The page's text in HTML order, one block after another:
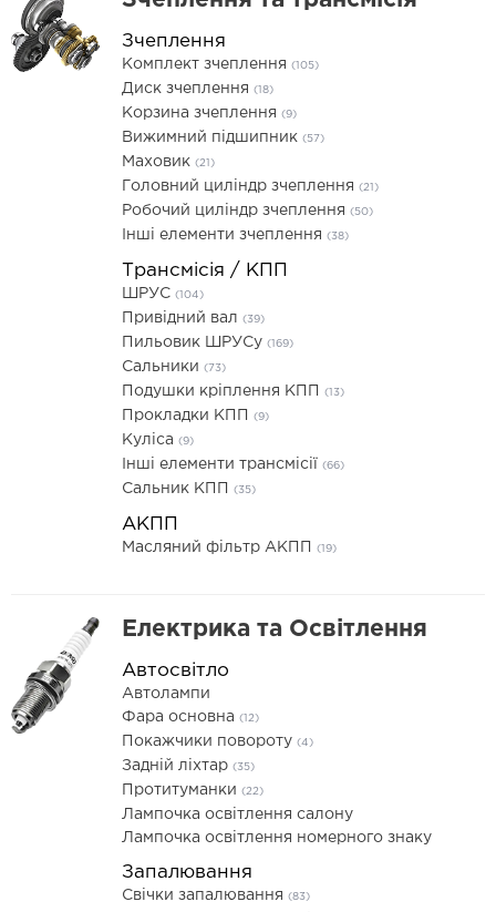
Зчеплення
Комплект зчеплення (105)
Диск зчеплення (18)
Корзина зчеплення (9)
Вижимний підшипник (57)
Маховик (21)
Головний циліндр зчеплення (21)
Робочий циліндр зчеплення (50)
Інші елементи зчеплення (38)
Трансмісія / КПП
ШРУС (104)
Привідний вал (39)
Пильовик ШРУСу (169)
Сальники (73)
Подушки кріплення КПП (13)
Прокладки КПП (9)
Куліса (9)
Інші елементи трансмісії (66)
Сальник КПП (35)
АКПП
Масляний фільтр АКПП (19)
Електрика та Освітлення
Автосвітло
Автолампи
Фара основна (12)
Покажчики повороту (4)
Задній ліхтар (35)
Протитуманки (22)
Лампочка освітлення салону
Лампочка освітлення номерного знаку
Запалювання
Свічки запалювання (83)